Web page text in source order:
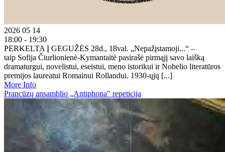
2026 05 14
18:00 - 19:30
PERKELTA Į GEGUŽĖS 28d., 18val. „Nepažįstamoji...“ –
taip Sofija Čiurlionienė-Kymantaitė pasirašė pirmąjį savo laišką
dramaturgui, novelistui, eseistui, meno istorikui ir Nobelio literatūros
premijos laureatui Romainui Rollandui. 1930-ųjų [...]
More Info
Prancūzų ansamblio „Antiphona" repeticija